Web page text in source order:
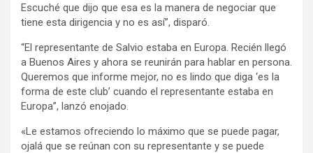
Escuché que dijo que esa es la manera de negociar que
tiene esta dirigencia y no es así”, disparó.
“El representante de Salvio estaba en Europa. Recién llegó
a Buenos Aires y ahora se reunirán para hablar en persona.
Queremos que informe mejor, no es lindo que diga ‘es la
forma de este club’ cuando el representante estaba en
Europa”, lanzó enojado.
«Le estamos ofreciendo lo máximo que se puede pagar,
ojalá que se reúnan con su representante y se puede